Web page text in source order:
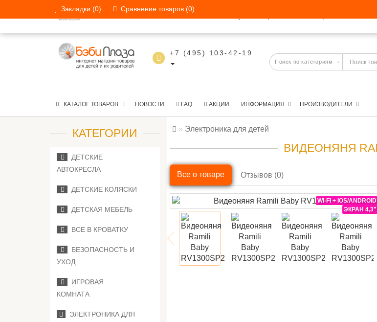
Закладки (0) Сравнение товаров (0)
+7 (495) 103-42-19
КАТАЛОГ ТОВАРОВ НОВОСТИ FAQ АКЦИИ ИНФОРМАЦИЯ ПРОИЗВОДИТЕЛИ
КАТЕГОРИИ
ДЕТСКИЕ
АВТОКРЕСЛА
ДЕТСКИЕ КОЛЯСКИ
ДЕТСКАЯ МЕБЕЛЬ
ВСЕ В КРОВАТКУ
БЕЗОПАСНОСТЬ И
УХОД
ИГРОВАЯ
КОМНАТА
ЭЛЕКТРОНИКА ДЛЯ
Электроника для детей
ВИДЕОНЯНЯ
Все о товаре Отзывов (0)
WI-FI + IOS/ANDROID
ЭКРАН 4,3"